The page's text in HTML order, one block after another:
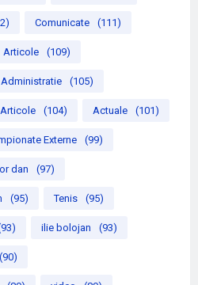
Comunicate (111)
Articole (109)
Administratie (105)
(104) Actuale (101)
Externe (99)
dan (97)
(95) Tenis (95)
ilie bolojan (93)
(90)